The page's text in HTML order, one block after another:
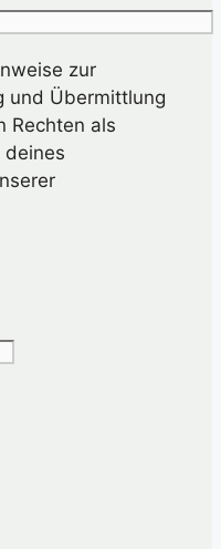
zur
und Übermittlung
Rechten als
deines